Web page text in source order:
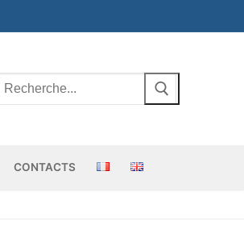
Rechercher
CONTACTS